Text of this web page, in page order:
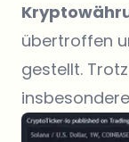
übertroffen
gestellt.